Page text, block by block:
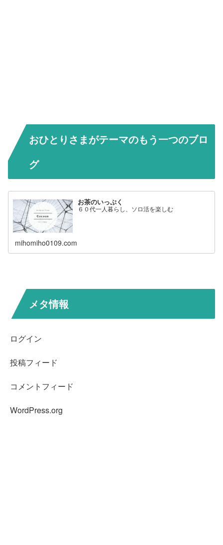
おひとりさまがテーマのもう一つのブロ
グ
お茶のいっぷく
６０代一人暮らし、ソロ活を楽しむ
mihomiho0109.com
メタ情報
ログイン
投稿フィード
コメントフィード
WordPress.org